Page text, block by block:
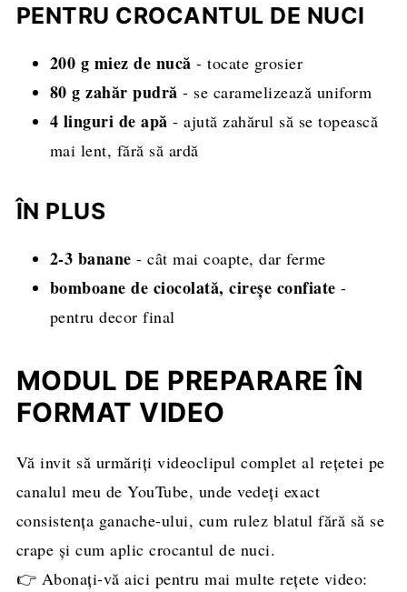
PENTRU CROCANTUL DE NUCI
200 g miez de nucă - tocate grosier
80 g zahăr pudră - se caramelizează uniform
4 linguri de apă - ajută zahărul să se topească
mai lent, fără să ardă
ÎN PLUS
2-3 banane - cât mai coapte, dar ferme
bomboane de ciocolată, cireșe confiate -
pentru decor final
MODUL DE PREPARARE ÎN
FORMAT VIDEO
Vă invit să urmăriți videoclipul complet al rețetei pe
canalul meu de YouTube, unde vedeți exact
consistența ganache-ului, cum rulez blatul fără să se
crape și cum aplic crocantul de nuci.
👉 Abonați-vă aici pentru mai multe rețete video: